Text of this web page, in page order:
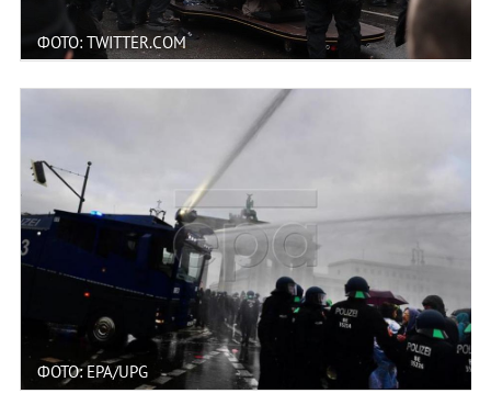
ФОТО: TWITTER.COM
ФОТО: EPA/UPG